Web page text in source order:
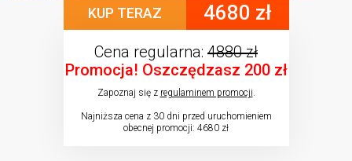
KUP TERAZ 4680 zł
Cena regularna: 4880 zł
Promocja! Oszczędzasz 200 zł
Zapoznaj się z regulaminem promocji
Najniższa cena z 30 dni przed uruchomieniem
obecnej promocji: 4680 zł